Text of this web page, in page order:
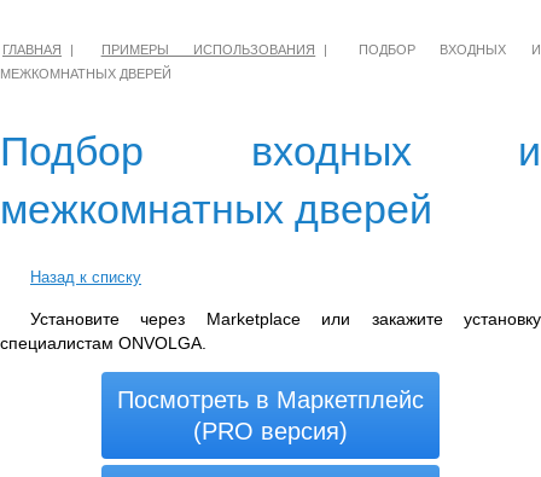
ГЛАВНАЯ ПРИМЕРЫ ИСПОЛЬЗОВАНИЯ
ПОДБОР ВХОДНЫХ И
МЕЖКОМНАТНЫХ ДВЕРЕЙ
Подбор входных и
межкомнатных дверей
Назад к списку
Установите через Marketplace или закажите установку
специалистам ONVOLGA.
Посмотреть в Маркетплейс
(PRO версия)